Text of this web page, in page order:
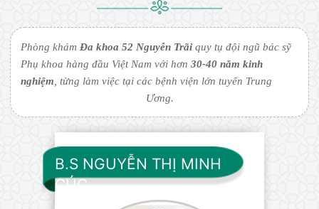
Phòng khámĐa khoa 52 Nguyễn Trãi quy tụ đội ngũ bác sỹ
Phụ khoa hàng đầu Việt Nam với hơn30-40 năm kinh
nghiệm , từng làm việc tại các bệnh viện lớn tuyến Trung
Ương.
B.S NGUYỄN THỊ MINH
CÚC